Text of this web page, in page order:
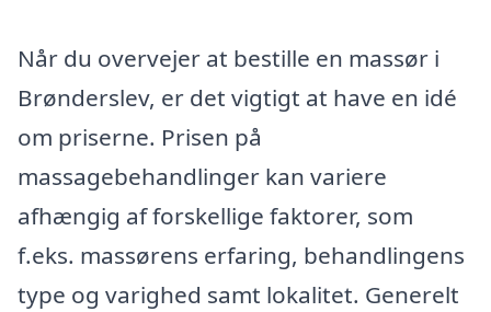
Når du overvejer at bestille en massør i
Brønderslev, er det vigtigt at have en idé
om priserne. Prisen på
massagebehandlinger kan variere
afhængig af forskellige faktorer, som
f.eks. massørens erfaring, behandlingens
type og varighed samt lokalitet. Generelt